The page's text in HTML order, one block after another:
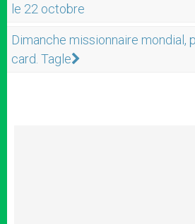
le 22 octobre
Dimanche missionnaire mondial,
card. Tagle